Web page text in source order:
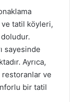
ve tatil köyleri,
sayesinde
Ayrıca,
restoranlar ve
bir tatil